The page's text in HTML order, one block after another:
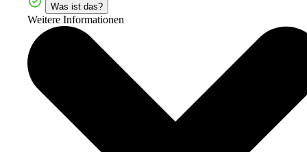
Was ist das?
Weitere Informationen